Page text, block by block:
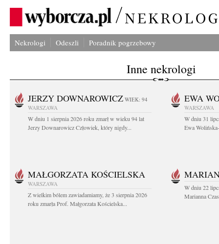
Nekrologi Odeszli Poradnik pogrzebowy
Inne nekrologi
JERZY DOWNAROWICZ WIEK: 94
WARSZAWA
W dniu 1 sierpnia 2026 roku zmarł w wieku 94 lat
Jerzy Downarowicz Człowiek, który nigdy...
EWA
WARSZAWA
W dniu 31
Ewa
MAŁGORZATA KOŚCIELSKA
WARSZAWA
Z wielkim bólem zawiadamiamy, że 3 sierpnia 2026
roku zmarła Prof. Małgorzata Kościelska...
W dniu 22
Marianna